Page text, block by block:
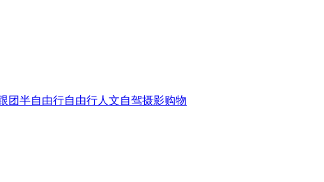
团半自由行自由行人文自驾摄影购物